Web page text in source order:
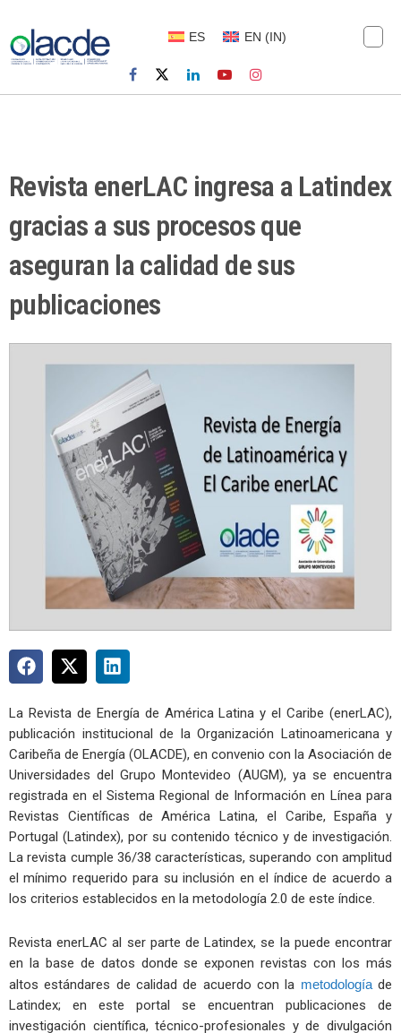
ES EN (IN)
Revista enerLAC ingresa a Latindex
gracias a sus procesos que
aseguran la calidad de sus
publicaciones
La Revista de Energía de América Latina y el Caribe (enerLAC),
publicación institucional de la Organización Latinoamericana y
Caribeña de Energía (OLACDE), en convenio con la Asociación de
Universidades del Grupo Montevideo (AUGM), ya se encuentra
registrada en el Sistema Regional de Información en Línea para
Revistas Científicas de América Latina, el Caribe, España y
Portugal (Latindex), por su contenido técnico y de investigación.
La revista cumple 36/38 características, superando con amplitud
el mínimo requerido para su inclusión en el índice de acuerdo a
los criterios establecidos en la metodología 2.0 de este índice.
Revista enerLAC al ser parte de Latindex, se la puede encontrar
en la base de datos donde se exponen revistas con los más
altos estándares de calidad de acuerdo con la metodologíade
Latindex; en este portal se encuentran publicaciones de
investigación científica, técnico-profesionales y de divulgación